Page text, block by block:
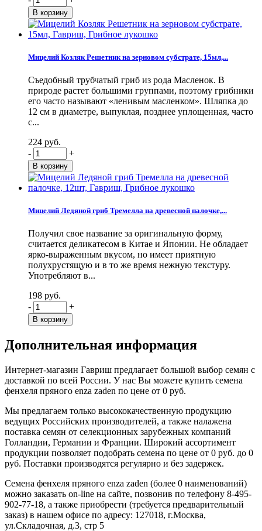
Мицелий Козляк Решетник на зерновом субстрате, 15мл,...
Съедобный трубчатый гриб из рода Масленок. В
природе растет большими группами, поэтому грибники
его часто называют «ленивым масленком». Шляпка до
12 см в диаметре, выпуклая, позднее уплощенная, часто
с...
224 руб.
-
+
Мицелий Ледяной гриб Тремелла на древесной палочке,...
Получил свое название за оригинальную форму,
считается деликатесом в Китае и Японии. Не обладает
ярко-выраженным вкусом, но имеет приятную
полухрустящую и в то же время нежную текстуру.
Употребляют в...
198 руб.
-
+
Дополнительная информация
Интернет-магазин Гавриш предлагает большой выбор семян с
доставкой по всей России. У нас Вы можете купить семена
фенхеля пряного enza zaden по цене от 0 руб.
Мы предлагаем только высококачественную продукцию
ведущих Российских производителей, а также налажена
поставка семян от селекционных зарубежных компаний
Голландии, Германии и Франции. Широкий ассортимент
продукции позволяет подобрать семена по цене от 0 руб. до 0
руб. Поставки производятся регулярно и без задержек.
Семена фенхеля пряного enza zaden (более 0 наименований)
можно заказать on-line на сайте, позвонив по телефону 8-495-
902-77-18, а также приобрести (требуется предварительный
заказ) в нашем офисе по адресу: 127018, г.Москва,
ул.Складочная, д.3, стр 5